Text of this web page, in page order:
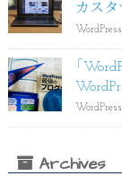
カスタ
WordPress
「
WordPress
Archives